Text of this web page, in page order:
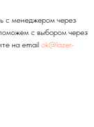
с менеджером через
с выбором через
на email ok@lazer-